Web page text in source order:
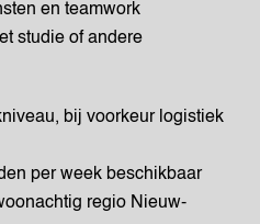
en teamwork
studie of andere
bij voorkeur logistiek
per week beschikbaar
regio Nieuw-